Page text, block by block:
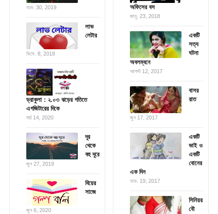
নভে. 30, 2019
লাভ
লেটার
ডিসে. 8, 2018
ড্রাকুলা : ২.০৩ ঝড়ের গতিতে
এগজিটারের দিকে
মার্চ 14, 2020
দূর
থেকে
বহু দূরে
জুন 27, 2019
বিয়ের
সাজে
জুন 6, 2020
অফিসের বস
জানু. 23, 2018
একটি
সত্য
ঘটনা
অবলম্বনে
আগস্ট 12, 2017
বাসর
রাত
জুন 17, 2017
একটি
ভাই ও
একটি
বোনের
এক দিন
নভে. 19, 2017
সিনিয়র
বৌ